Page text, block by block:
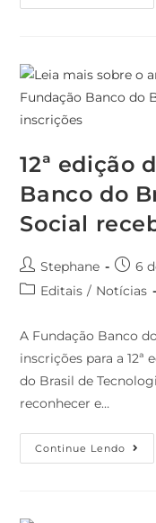
12ª edição
Banco do
Social
Stephane
6
Editais / Notícias
A Fundação Banco
inscrições para a
do Brasil de
reconhecer e…
Continue Lendo